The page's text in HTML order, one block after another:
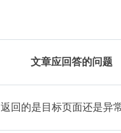
文章应回答的问题
返回的是目标页面还是异